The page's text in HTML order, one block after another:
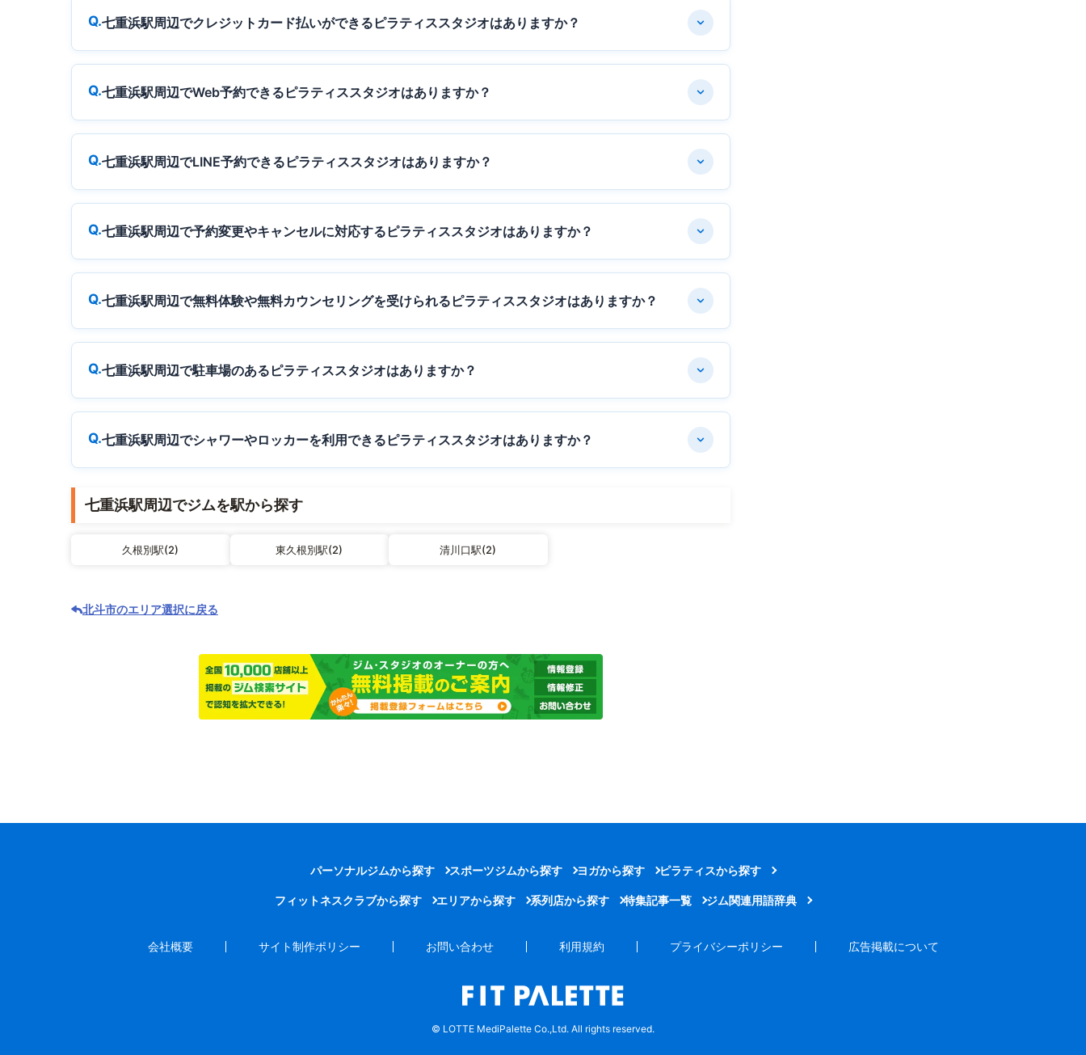
七重浜駅周辺でクレジットカード払いができるピラティススタジオはありますか？
七重浜駅周辺でWeb予約できるピラティススタジオはありますか？
七重浜駅周辺でLINE予約できるピラティススタジオはありますか？
七重浜駅周辺で予約変更やキャンセルに対応するピラティススタジオはありますか？
七重浜駅周辺で無料体験や無料カウンセリングを受けられるピラティススタジオはありますか？
七重浜駅周辺で駐車場のあるピラティススタジオはありますか？
七重浜駅周辺でシャワーやロッカーを利用できるピラティススタジオはありますか？
七重浜駅周辺でジムを駅から探す
久根別駅(2) 東久根別駅(2) 清川口駅(2)
北斗市のエリア選択に戻る
パーソナルジムから探す スポーツジムから探す ヨガから探す ピラティスから探す
フィットネスクラブから探す エリアから探す 系列店から探す 特集記事一覧 ジム関連用語辞典
会社概要 サイト制作ポリシー お問い合わせ 利用規約 プライバシーポリシー 広告掲載について
© LOTTE MediPalette Co.,Ltd. All rights reserved.